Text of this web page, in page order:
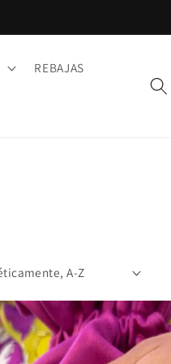
REBAJAS